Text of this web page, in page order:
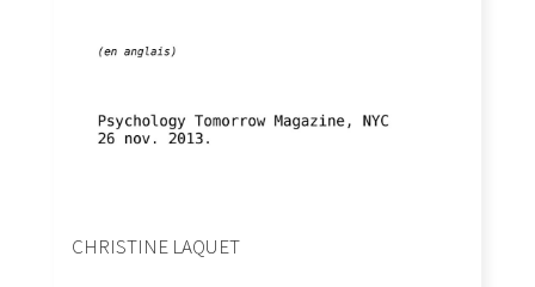
CHRISTINE LAQUET